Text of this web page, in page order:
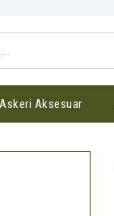
Askeri Aksesuar